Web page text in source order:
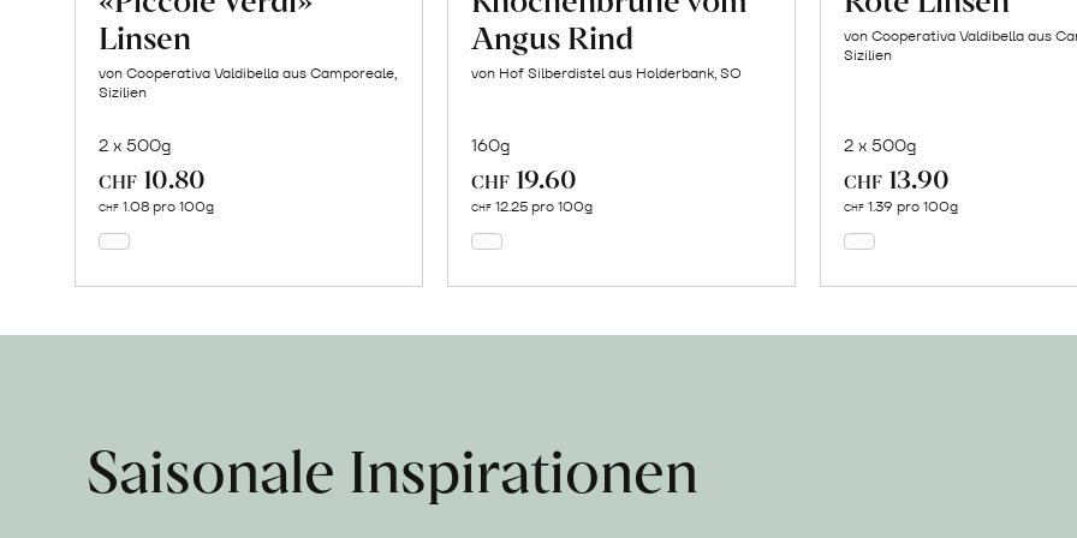
Linsen
von Cooperativa Valdibella aus Camporeale,
Sizilien
2 x 500g
CHF 10.80
CHF 1.08 pro 100g
Angus Rind
von Hof Silberdistel aus Holderbank, SO
160g
CHF 19.60
CHF 12.25 pro 100g
von Cooperativa Valdibella aus
Sizilien
2 x 500g
CHF 13.90
CHF 1.39 pro 100g
Saisonale Inspirationen